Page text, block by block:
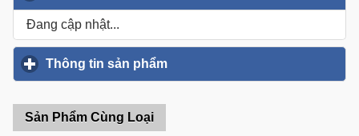
Đang cập nhật...
Thông tin sản phẩm
Sản Phẩm Cùng Loại